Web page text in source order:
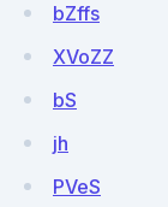
bZffs
XVoZZ
bS
jh
PVeS